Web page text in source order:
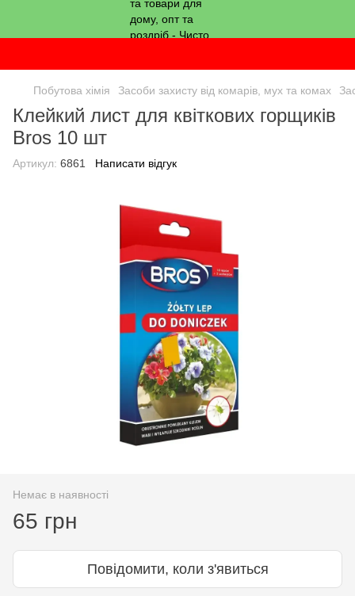
Побутова хімія Засоби захисту від комарів, мух та комах
Клейкий лист для квіткових горщиків
Bros 10 шт
Артикул: 6861 Написати відгук
Немає в наявності
65 грн
Повідомити, коли з'явиться